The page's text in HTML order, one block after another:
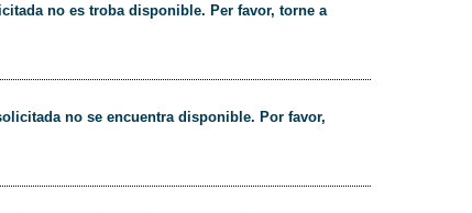
no es troba disponible. Per favor, torne a
no se encuentra disponible. Por favor,